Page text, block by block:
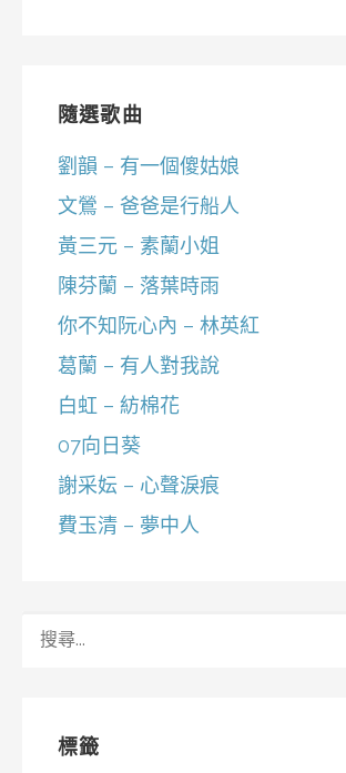
隨選歌曲
劉韻 – 有一個傻姑娘
文鶯 – 爸爸是行船人
黃三元 – 素蘭小姐
陳芬蘭 – 落葉時雨
你不知阮心內 – 林英紅
葛蘭 – 有人對我說
白虹 – 紡棉花
07向日葵
謝采妘 – 心聲淚痕
費玉清 – 夢中人
標籤